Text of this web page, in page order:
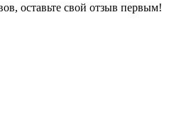
оставьте свой отзыв первым!